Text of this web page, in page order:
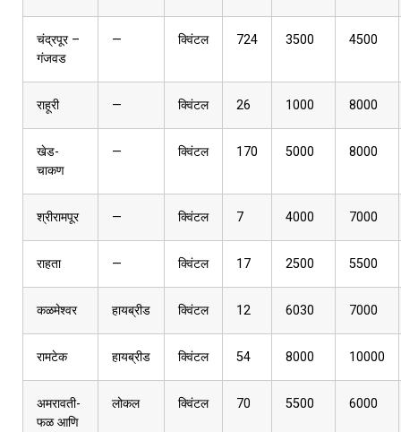
चंद्रपूर –
गंजवड
— क्विंटल 724 3500 4500
राहूरी — क्विंटल 26 1000 8000
खेड-
चाकण
— क्विंटल 170 5000 8000
श्रीरामपूर — क्विंटल 7 4000 7000
राहता — क्विंटल 17 2500 5500
कळमेश्वर हायब्रीड क्विंटल 12 6030 7000
रामटेक हायब्रीड क्विंटल 54 8000 10000
अमरावती-
फळ आणि
लोकल क्विंटल 70 5500 6000